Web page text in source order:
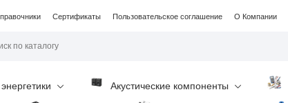
Сертификаты Пользовательское соглашение О Компании
Акустические компоненты